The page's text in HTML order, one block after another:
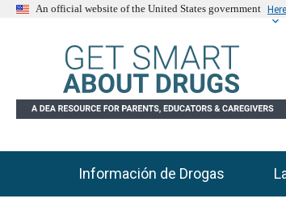
An official website of the United States government
Main Menu
Información de Drogas